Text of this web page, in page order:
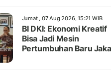
Jumat , 07 Aug 2026, 15:21 WIB
BI DKI: Ekonomi Kreatif
Bisa Jadi Mesin
Pertumbuhan Baru